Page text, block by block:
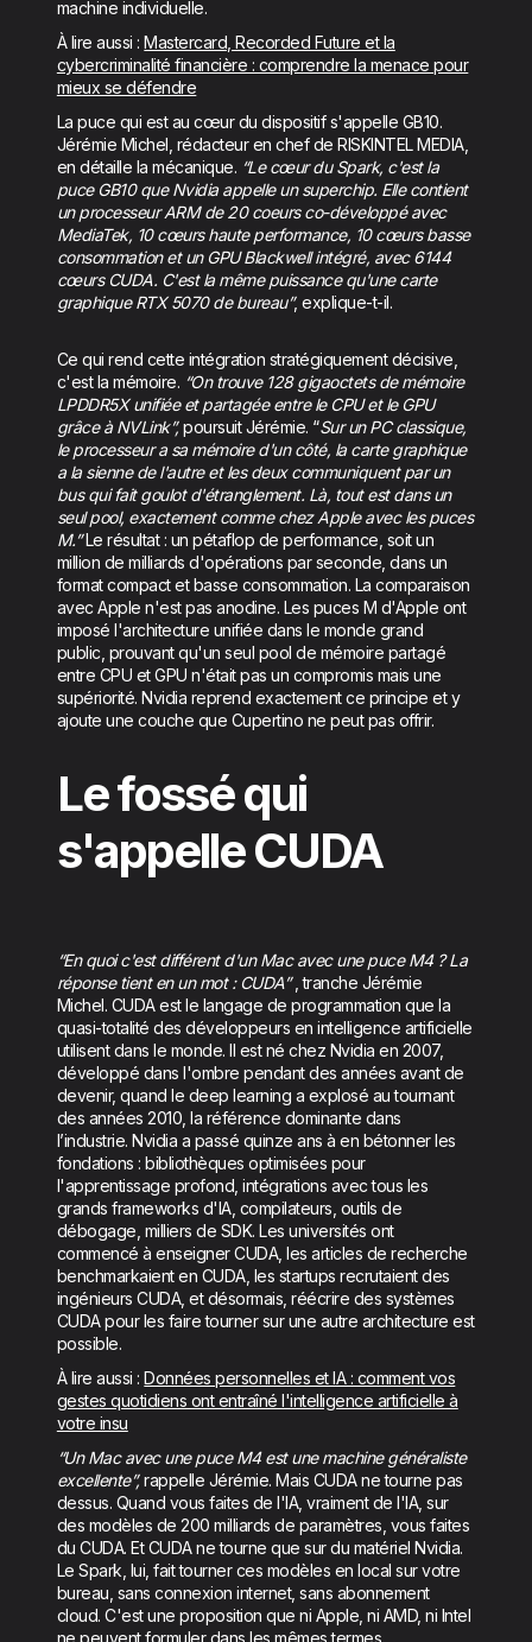
machine individuelle.
À lire aussi :Mastercard, Recorded Future et la
cybercriminalité financière : comprendre la menace pour
mieux se défendre
La puce qui est au cœur du dispositif s'appelle GB10.
Jérémie Michel, rédacteur en chef de RISKINTEL MEDIA,
en détaille la mécanique. “Le cœur du Spark, c'est la
puce GB10 que Nvidia appelle un superchip. Elle contient
un processeur ARM de 20 coeurs co-développé avec
MediaTek, 10 cœurs haute performance, 10 cœurs basse
consommation et un GPU Blackwell intégré, avec 6144
cœurs CUDA. C'est la même puissance qu'une carte
graphique RTX 5070 de bureau”, explique-t-il.
Ce qui rend cette intégration stratégiquement décisive,
c'est la mémoire. “On trouve 128 gigaoctets de mémoire
LPDDR5X unifiée et partagée entre le CPU et le GPU
grâce à NVLink”,poursuit Jérémie. “Sur un PC classique,
le processeur a sa mémoire d'un côté, la carte graphique
a la sienne de l'autre et les deux communiquent par un
bus qui fait goulot d'étranglement. Là, tout est dans un
seul pool, exactement comme chez Apple avec les puces
M.”Le résultat : un pétaflop de performance, soit un
million de milliards d'opérations par seconde, dans un
format compact et basse consommation. La comparaison
avec Apple n'est pas anodine. Les puces M d'Apple ont
imposé l'architecture unifiée dans le monde grand
public, prouvant qu'un seul pool de mémoire partagé
entre CPU et GPU n'était pas un compromis mais une
supériorité. Nvidia reprend exactement ce principe et y
ajoute une couche que Cupertino ne peut pas offrir.
Le fossé qui
s'appelle CUDA
“En quoi c'est différent d'un Mac avec une puce M4 ? La
réponse tient en un mot : CUDA” , tranche Jérémie
Michel. CUDA est le langage de programmation que la
quasi-totalité des développeurs en intelligence artificielle
utilisent dans le monde. Il est né chez Nvidia en 2007,
développé dans l'ombre pendant des années avant de
devenir, quand le deep learning a explosé au tournant
des années 2010, la référence dominante dans
l’industrie. Nvidia a passé quinze ans à en bétonner les
fondations : bibliothèques optimisées pour
l'apprentissage profond, intégrations avec tous les
grands frameworks d'IA, compilateurs, outils de
débogage, milliers de SDK. Les universités ont
commencé à enseigner CUDA, les articles de recherche
benchmarkaient en CUDA, les startups recrutaient des
ingénieurs CUDA, et désormais, réécrire des systèmes
CUDA pour les faire tourner sur une autre architecture est
possible.
À lire aussi :Données personnelles et IA : comment vos
gestes quotidiens ont entraîné l'intelligence artificielle à
votre insu
“Un Mac avec une puce M4 est une machine généraliste
excellente”,rappelle Jérémie. Mais CUDA ne tourne pas
dessus. Quand vous faites de l'IA, vraiment de l'IA, sur
des modèles de 200 milliards de paramètres, vous faites
du CUDA. Et CUDA ne tourne que sur du matériel Nvidia.
Le Spark, lui, fait tourner ces modèles en local sur votre
bureau, sans connexion internet, sans abonnement
cloud. C'est une proposition que ni Apple, ni AMD, ni Intel
ne peuvent formuler dans les mêmes termes.